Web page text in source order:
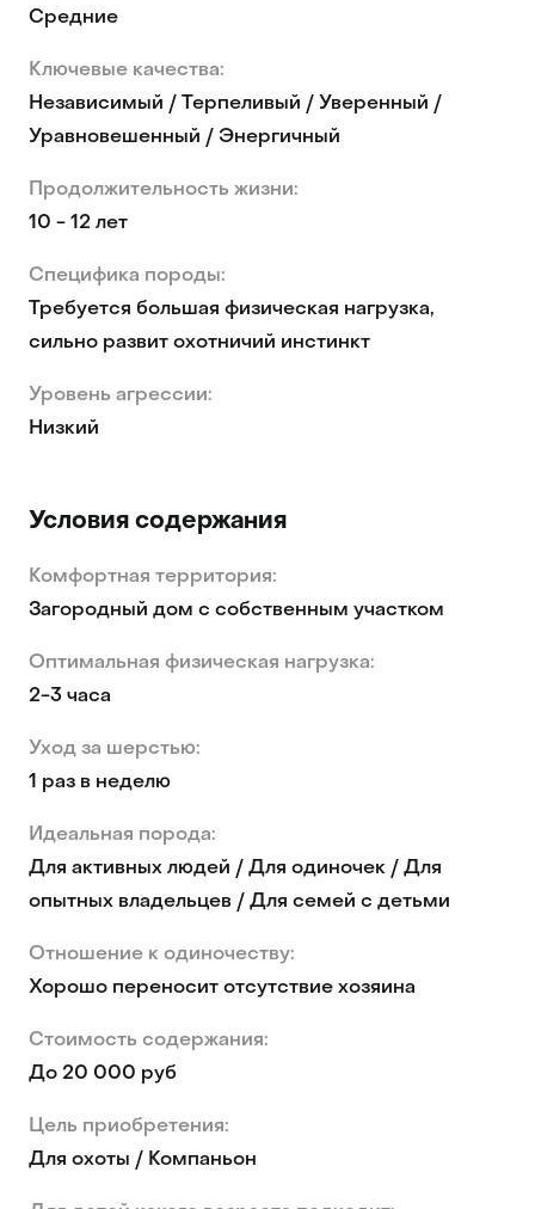
Средние
Ключевые качества:
Независимый / Терпеливый / Уверенный /
Уравновешенный / Энергичный
Продолжительность жизни:
10 - 12 лет
Специфика породы:
Требуется большая физическая нагрузка,
сильно развит охотничий инстинкт
Уровень агрессии:
Низкий
Условия содержания
Комфортная территория:
Загородный дом с собственным участком
Оптимальная физическая нагрузка:
2-3 часа
Уход за шерстью:
1 раз в неделю
Идеальная порода:
Для активных людей / Для одиночек / Для
опытных владельцев / Для семей с детьми
Отношение к одиночеству:
Хорошо переносит отсутствие хозяина
Стоимость содержания:
До 20 000 руб
Цель приобретения:
Для охоты / Компаньон